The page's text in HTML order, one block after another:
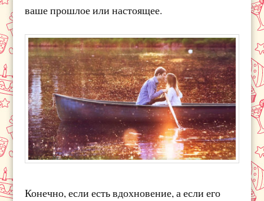
ваше прошлое или настоящее.
Конечно, если есть вдохновение, а если его